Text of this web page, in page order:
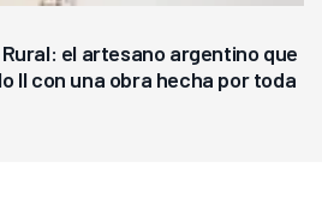
el artesano argentino que
II con una obra hecha por toda